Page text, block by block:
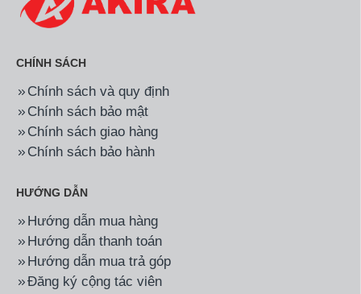
CHÍNH SÁCH
Chính sách và quy định
Chính sách bảo mật
Chính sách giao hàng
Chính sách bảo hành
HƯỚNG DẪN
Hướng dẫn mua hàng
Hướng dẫn thanh toán
Hướng dẫn mua trả góp
Đăng ký cộng tác viên